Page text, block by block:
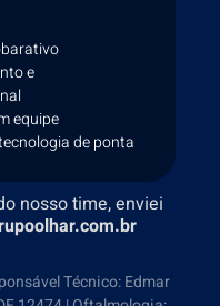
e
equipe
de ponta
nosso time, enviei
Técnico: Edmar